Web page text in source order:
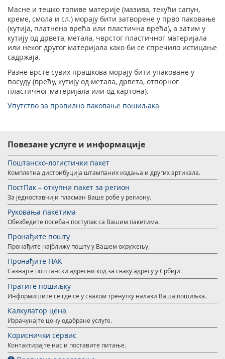
Масне и тешко топиве материје (мазива, текући сапун,
креме, смола и сл.) морају бити затворене у прво паковање
(кутија, платнена врећа или пластична врећа), а затим у
кутију од дрвета, метала, чврстог пластичног материјала
или неког другог материјала како би се спречило истицање
садржаја.
Разне врсте сувих прашкова морају бити упаковане у
посуду (врећу, кутију од метала, дрвета, отпорног
пластичног материјала или од картона).
Упутство за правилно паковање пошиљака
Повезане услуге и информације
Поштанско-логистички пакет
Комплетна дистрибуција штампаних издања и других артикала.
ПостПак – откупни пакет за регион
За једноставнији пласман Ваше робе у региону.
Руковања пакетима
Обезбедите посебан поступак са Вашим пакетима.
Пронађите пошту
Пронађите најближу пошту у Вашем окружењу.
Пронађите ПАК
Сазнајте поштански адресни код за сваку адресу у Србији.
Пратите пошиљку
Информишите се где се у сваком тренутку налази Ваша пошиљка.
Калкулатор цена
Израчунајте цену одабране услуге.
Кориснички сервис
Контактирајте нас и поставите питање.